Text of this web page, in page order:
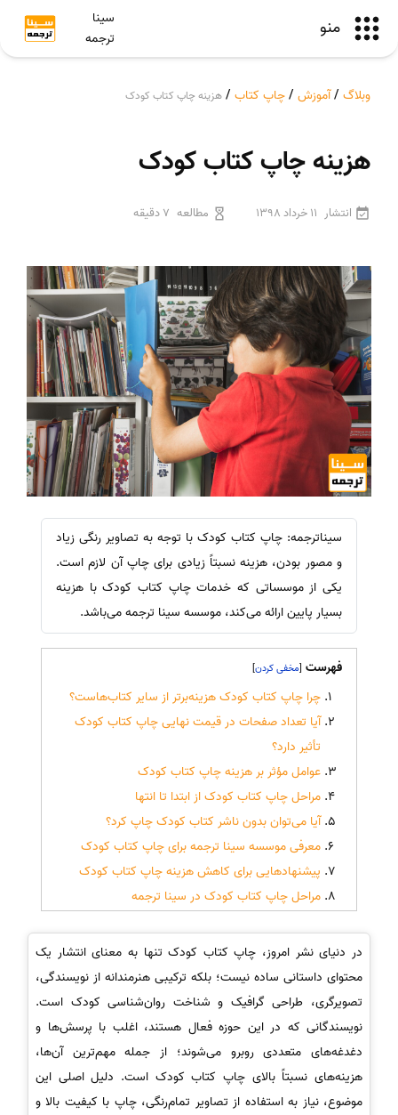
منو
سینا
ترجمه
وبلاگ /آموزش /چاپ کتاب / هزینه چاپ کتاب کودک
هزینه چاپ کتاب کودک
انتشار 11 خرداد 1398 مطالعه 7 دقیقه
سیناترجمه: چاپ کتاب کودک با توجه به تصاویر رنگی زیاد
و مصور بودن، هزینه نسبتاً زیادی برای چاپ آن لازم است.
یکی از موسساتی که خدمات چاپ کتاب کودک با هزینه
بسیار پایین ارائه می‌کند، موسسه سینا ترجمه می‌باشد.
فهرست [
]
چرا چاپ کتاب کودک هزینه‌برتر از سایر کتاب‌هاست؟
آیا تعداد صفحات در قیمت نهایی چاپ کتاب کودک
تأثیر دارد؟
عوامل مؤثر بر هزینه چاپ کتاب کودک
مراحل چاپ کتاب کودک از ابتدا تا انتها
آیا می‌توان بدون ناشر کتاب کودک چاپ کرد؟
معرفی موسسه سینا ترجمه برای چاپ کتاب کودک
پیشنهادهایی برای کاهش هزینه چاپ کتاب کودک
مراحل چاپ کتاب کودک در سینا ترجمه
در دنیای نشر امروز، چاپ کتاب کودک تنها به معنای انتشار یک
محتوای داستانی ساده نیست؛ بلکه ترکیبی هنرمندانه از نویسندگی،
تصویرگری، طراحی گرافیک و شناخت روان‌شناسی کودک است.
نویسندگانی که در این حوزه فعال هستند، اغلب با پرسش‌ها و
دغدغه‌های متعددی روبرو می‌شوند؛ از جمله مهم‌ترین آن‌ها،
هزینه‌های نسبتاً بالای چاپ کتاب کودک است. دلیل اصلی این
موضوع، نیاز به استفاده از تصاویر تمام‌رنگی، چاپ با کیفیت بالا و